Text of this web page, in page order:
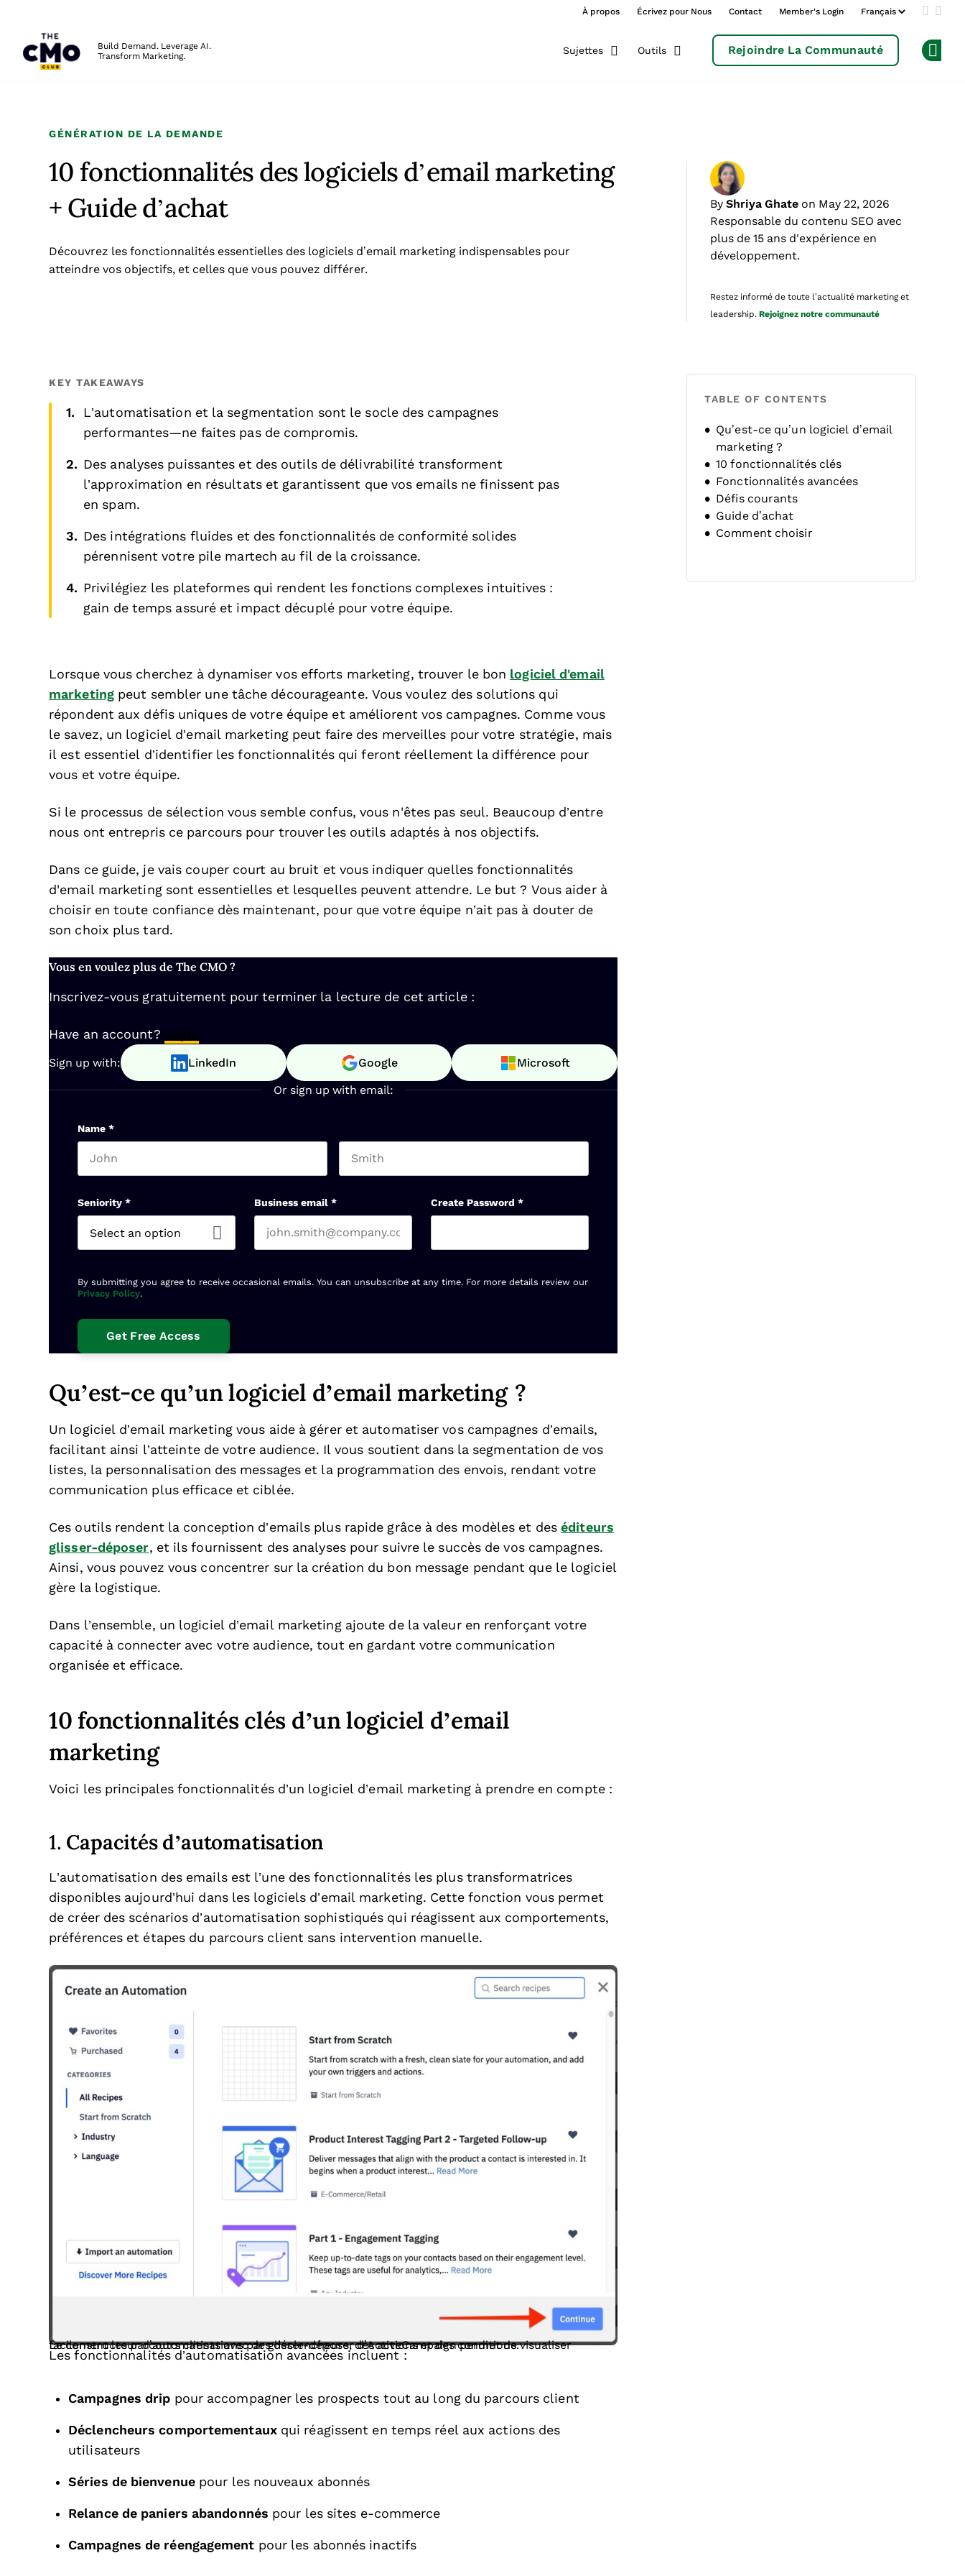
À propos Écrivez pour Nous Contact Member's Login Add us
Build Demand. Leverage AI.
Transform Marketing.
Sujettes Outils Rejoindre La Communauté
GÉNÉRATION DE LA DEMANDE
10 fonctionnalités des logiciels d’email marketing
+ Guide d’achat
By Shriya Ghate on May 22, 2026
Responsable du contenu SEO avec
plus de 15 ans d'expérience en
développement.
Restez informé de toute l’actualité marketing et
leadership. Rejoignez notre communauté
Découvrez les fonctionnalités essentielles des logiciels d’email marketing indispensables pour
atteindre vos objectifs, et celles que vous pouvez différer.
KEY TAKEAWAYS
L’automatisation et la segmentation sont le socle des campagnes
performantes—ne faites pas de compromis.
Des analyses puissantes et des outils de délivrabilité transforment
l’approximation en résultats et garantissent que vos emails ne finissent pas
en spam.
Des intégrations fluides et des fonctionnalités de conformité solides
pérennisent votre pile martech au fil de la croissance.
Privilégiez les plateformes qui rendent les fonctions complexes intuitives :
gain de temps assuré et impact décuplé pour votre équipe.
Lorsque vous cherchez à dynamiser vos efforts marketing, trouver le bon logiciel d'email
marketingpeut sembler une tâche décourageante. Vous voulez des solutions qui
répondent aux défis uniques de votre équipe et améliorent vos campagnes. Comme vous
le savez, un logiciel d'email marketing peut faire des merveilles pour votre stratégie, mais
il est essentiel d’identifier les fonctionnalités qui feront réellement la différence pour
vous et votre équipe.
Si le processus de sélection vous semble confus, vous n'êtes pas seul. Beaucoup d’entre
nous ont entrepris ce parcours pour trouver les outils adaptés à nos objectifs.
Dans ce guide, je vais couper court au bruit et vous indiquer quelles fonctionnalités
d'email marketing sont essentielles et lesquelles peuvent attendre. Le but ? Vous aider à
choisir en toute confiance dès maintenant, pour que votre équipe n’ait pas à douter de
son choix plus tard.
Vous en voulez plus de The CMO ?
Inscrivez-vous gratuitement pour terminer la lecture de cet article :
Have an account? Log In
Sign up with: LinkedIn Google Microsoft
Or sign up with email:
Name *
Seniority * Business email * Create Password *
By submitting you agree to receive occasional emails. You can unsubscribe at any time. For more details review our
Privacy Policy.
Qu’est-ce qu’un logiciel d’email marketing ?
Un logiciel d’email marketing vous aide à gérer et automatiser vos campagnes d’emails,
facilitant ainsi l’atteinte de votre audience. Il vous soutient dans la segmentation de vos
listes, la personnalisation des messages et la programmation des envois, rendant votre
communication plus efficace et ciblée.
Ces outils rendent la conception d’emails plus rapide grâce à des modèles et deséditeurs
glisser-déposer, et ils fournissent des analyses pour suivre le succès de vos campagnes.
Ainsi, vous pouvez vous concentrer sur la création du bon message pendant que le logiciel
gère la logistique.
Dans l’ensemble, un logiciel d’email marketing ajoute de la valeur en renforçant votre
capacité à connecter avec votre audience, tout en gardant votre communication
organisée et efficace.
10 fonctionnalités clés d’un logiciel d’email
marketing
Voici les principales fonctionnalités d’un logiciel d’email marketing à prendre en compte :
1. Capacités d’automatisation
L’automatisation des emails est l’une des fonctionnalités les plus transformatrices
disponibles aujourd’hui dans les logiciels d’email marketing. Cette fonction vous permet
de créer des scénarios d’automatisation sophistiqués qui réagissent aux comportements,
préférences et étapes du parcours client sans intervention manuelle.
Le constructeur d’automatisations par glisser-déposer d’ActiveCampaign permet de visualiser facilement les parcours clients avec des déclencheurs, des actions et des conditions.
Les fonctionnalités d’automatisation avancées incluent :
Campagnes drip pour accompagner les prospects tout au long du parcours client
Déclencheurs comportementauxqui réagissent en temps réel aux actions des
utilisateurs
Séries de bienvenuepour les nouveaux abonnés
Relance de paniers abandonnés pour les sites e-commerce
Campagnes de réengagement pour les abonnés inactifs
TABLE OF CONTENTS
Qu’est-ce qu’un logiciel d’email
marketing ?
10 fonctionnalités clés
Fonctionnalités avancées
Défis courants
Guide d’achat
Comment choisir